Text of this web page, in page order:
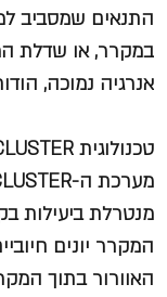
התנאים שמסביב
במקרר, או שדלת
אנרגיה נמוכה,
טכנולוגית PLASMACLUSTER:
מנטרלת ביעילות
המקרר יונים
האוורור בתוך